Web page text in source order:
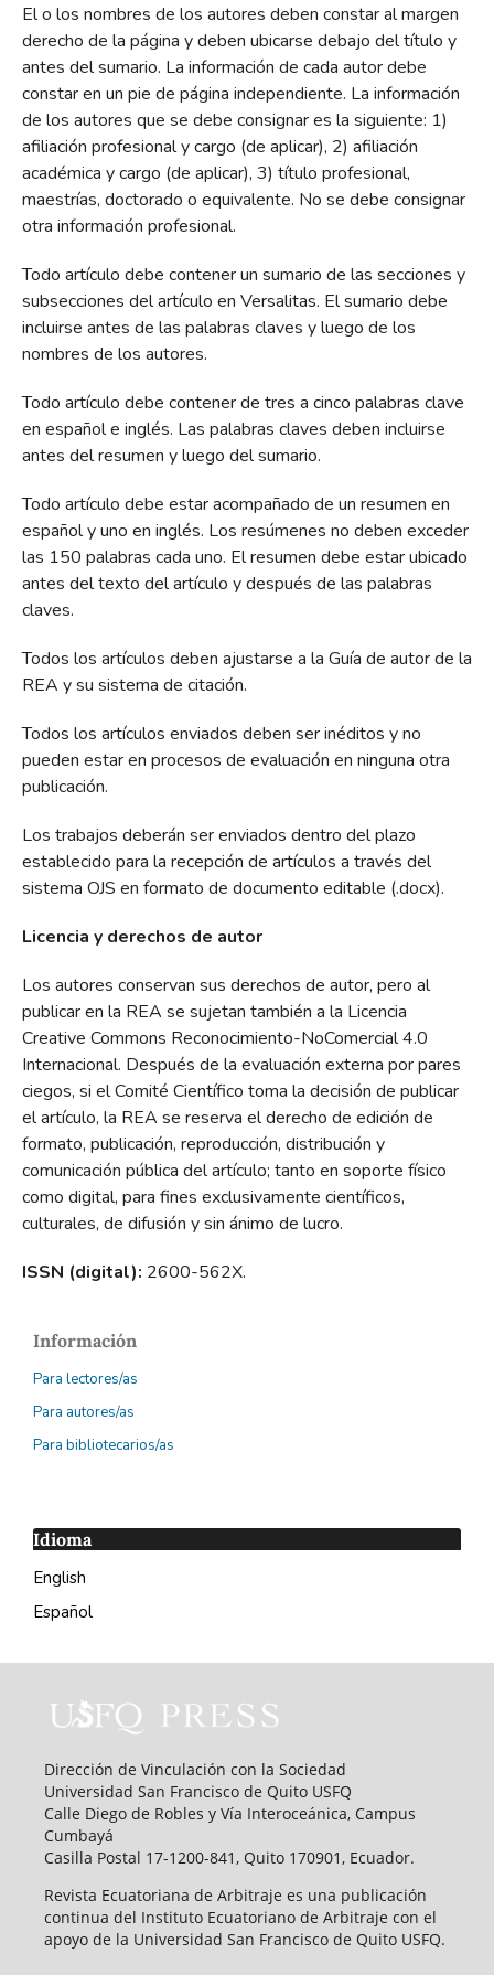
El o los nombres de los autores deben constar al margen
derecho de la página y deben ubicarse debajo del título y
antes del sumario. La información de cada autor debe
constar en un pie de página independiente. La información
de los autores que se debe consignar es la siguiente: 1)
afiliación profesional y cargo (de aplicar), 2) afiliación
académica y cargo (de aplicar), 3) título profesional,
maestrías, doctorado o equivalente. No se debe consignar
otra información profesional.
Todo artículo debe contener un sumario de las secciones y
subsecciones del artículo en Versalitas. El sumario debe
incluirse antes de las palabras claves y luego de los
nombres de los autores.
Todo artículo debe contener de tres a cinco palabras clave
en español e inglés. Las palabras claves deben incluirse
antes del resumen y luego del sumario.
Todo artículo debe estar acompañado de un resumen en
español y uno en inglés. Los resúmenes no deben exceder
las 150 palabras cada uno. El resumen debe estar ubicado
antes del texto del artículo y después de las palabras
claves.
Todos los artículos deben ajustarse a la Guía de autor de la
REA y su sistema de citación.
Todos los artículos enviados deben ser inéditos y no
pueden estar en procesos de evaluación en ninguna otra
publicación.
Los trabajos deberán ser enviados dentro del plazo
establecido para la recepción de artículos a través del
sistema OJS en formato de documento editable (.docx).
Licencia y derechos de autor
Los autores conservan sus derechos de autor, pero al
publicar en la REA se sujetan también a la Licencia
Creative Commons Reconocimiento-NoComercial 4.0
Internacional. Después de la evaluación externa por pares
ciegos, si el Comité Científico toma la decisión de publicar
el artículo, la REA se reserva el derecho de edición de
formato, publicación, reproducción, distribución y
comunicación pública del artículo; tanto en soporte físico
como digital, para fines exclusivamente científicos,
culturales, de difusión y sin ánimo de lucro.
ISSN (digital): 2600-562X.
Información
Para lectores/as
Para autores/as
Para bibliotecarios/as
Idioma
English
Español
Dirección de Vinculación con la Sociedad
Universidad San Francisco de Quito USFQ
Calle Diego de Robles y Vía Interoceánica, Campus
Cumbayá
Casilla Postal 17-1200-841, Quito 170901, Ecuador.
Revista Ecuatoriana de Arbitraje es una publicación
continua del Instituto Ecuatoriano de Arbitraje con el
apoyo de la Universidad San Francisco de Quito USFQ.